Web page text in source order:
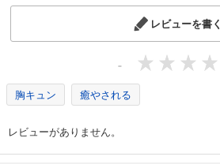
あらすじを表示する
＆フラワー 2026年15号
275円 (税込)
あらすじを表示する
レビューを書く
-
胸キュン 癒やされる
レビューがありません。